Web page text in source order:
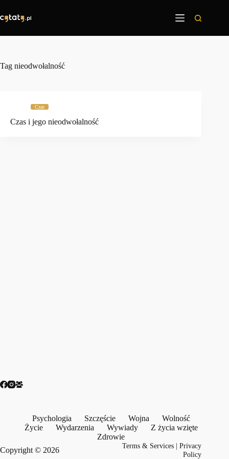
treści
Tag nieodwołalność
Czas
Czas i jego nieodwołalność
Psychologia Szczęście Wojna
Wolność
Życie
Wydarzenia Wywiady
Z życia wzięte
Zdrowie
Copyright © 2026
Terms & Services |Privacy
Policy